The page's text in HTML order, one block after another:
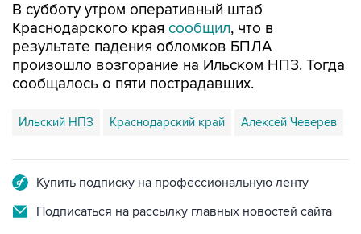
В субботу утром оперативный штаб
Краснодарского края сообщил, что в
результате падения обломков БПЛА
произошло возгорание на Ильском НПЗ. Тогда
сообщалось о пяти пострадавших.
Ильский НПЗ Краснодарский край Алексей Чеверев
Купить подписку на профессиональную ленту
Подписаться на рассылку главных новостей сайта